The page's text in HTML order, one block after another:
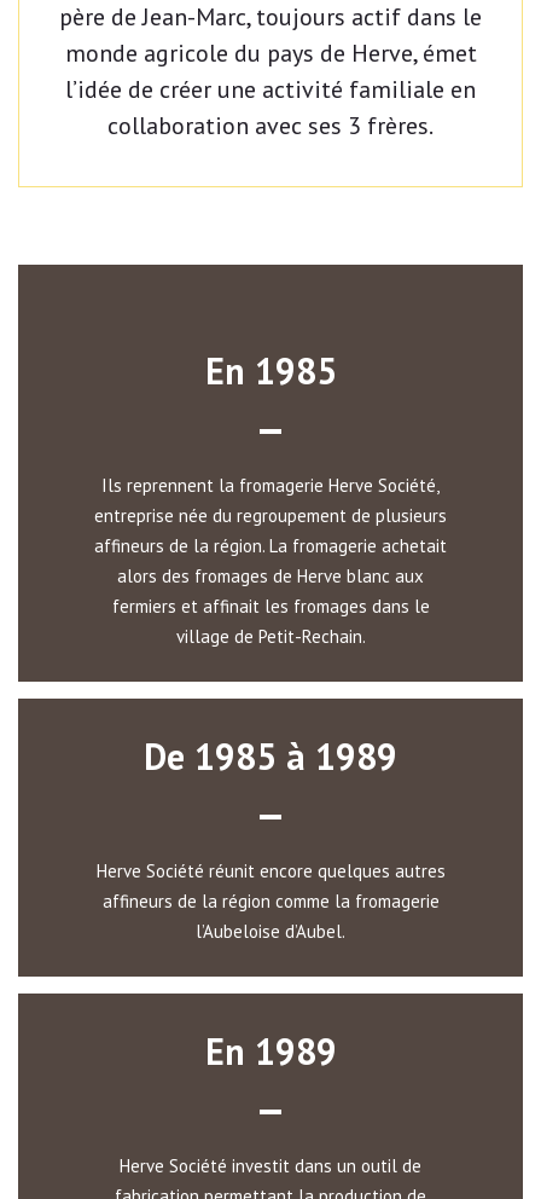
père de Jean-Marc, toujours actif dans le
monde agricole du pays de Herve, émet
l’idée de créer une activité familiale en
collaboration avec ses 3 frères.
En 1985
Ils reprennent la fromagerie Herve Société,
entreprise née du regroupement de plusieurs
affineurs de la région. La fromagerie achetait
alors des fromages de Herve blanc aux
fermiers et affinait les fromages dans le
village de Petit-Rechain.
De 1985 à 1989
Herve Société réunit encore quelques autres
affineurs de la région comme la fromagerie
l’Aubeloise d’Aubel.
En 1989
Herve Société investit dans un outil de